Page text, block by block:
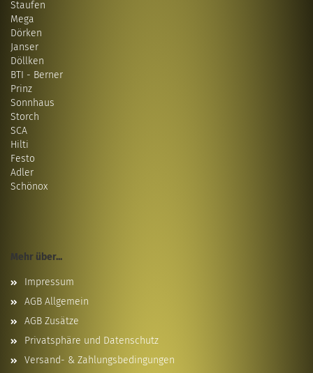
Staufen
Mega
Dörken
Janser
Döllken
BTI - Berner
Prinz
Sonnhaus
Storch
SCA
Hilti
Festo
Adler
Schönox
Mehr über...
Impressum
AGB Allgemein
AGB Zusätze
Privatsphäre und Datenschutz
Versand- & Zahlungsbedingungen